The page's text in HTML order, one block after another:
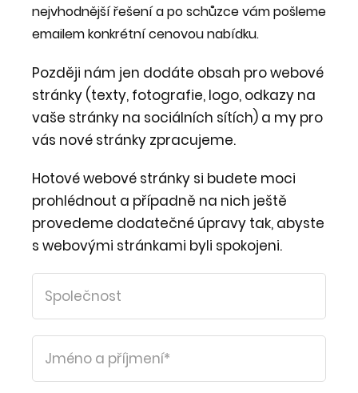
nejvhodnější řešení a po schůzce vám pošleme
emailem konkrétní cenovou nabídku.
Později nám jen dodáte obsah pro webové
stránky (texty, fotografie, logo, odkazy na
vaše stránky na sociálních sítích) a my pro
vás nové stránky zpracujeme.
Hotové webové stránky si budete moci
prohlédnout a případně na nich ještě
provedeme dodatečné úpravy tak, abyste
s webovými stránkami byli spokojeni.